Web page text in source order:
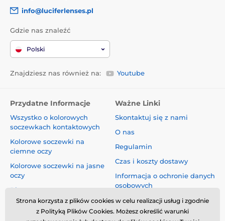
info@luciferlenses.pl
Gdzie nas znaleźć
Polski
Znajdziesz nas również na: Youtube
Przydatne Informacje
Wszystko o kolorowych
soczewkach kontaktowych
Kolorowe soczewki na
ciemne oczy
Kolorowe soczewki na jasne
oczy
Blog
Ważne Linki
Skontaktuj się z nami
O nas
Regulamin
Czas i koszty dostawy
Informacja o ochronie danych
osobowych
Reklamacje i Odstąpienie od
Umowy
Strona korzysta z plików cookies w celu realizacji usług i zgodnie
z Polityką Plików Cookies. Możesz określić warunki